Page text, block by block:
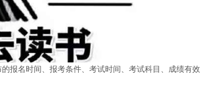
名时间、报考条件、考试时间、考试科目、成绩有效